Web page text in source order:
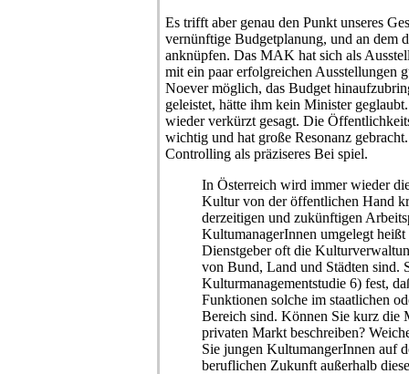
Es trifft aber genau den Punkt unseres
vernünftige Budgetplanung, und an dem
anknüpfen. Das MAK hat sich als
mit ein paar erfolgreichen Ausstellungen
Noever möglich, das Budget
geleistet, hätte ihm kein Minister
wieder verkürzt gesagt. Die
wichtig und hat große Resonanz
Controlling als präziseres Bei spiel.
In Österreich wird immer wieder
Kultur von der öffentlichen Hand
derzeitigen und zukünftigen
KultumanagerInnen umgelegt heißt
Dienstgeber oft die
von Bund, Land und Städten sind.
Kulturmanagementstudie 6) fest,
Funktionen solche im staatlichen
Bereich sind. Können Sie kurz die
privaten Markt beschreiben?
Sie jungen KultumangerInnen auf
beruflichen Zukunft außerhalb